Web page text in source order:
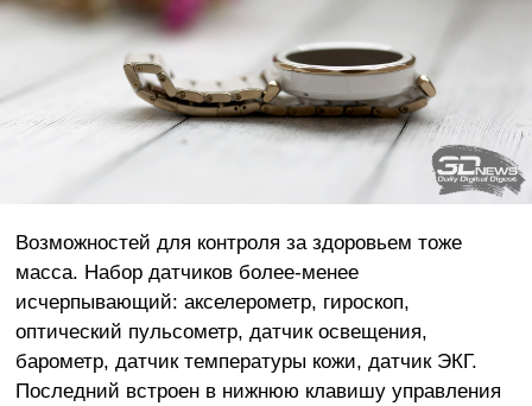
Возможностей для контроля за здоровьем тоже
масса. Набор датчиков более-менее
исчерпывающий: акселерометр, гироскоп,
оптический пульсометр, датчик освещения,
барометр, датчик температуры кожи, датчик ЭКГ.
Последний встроен в нижнюю клавишу управления